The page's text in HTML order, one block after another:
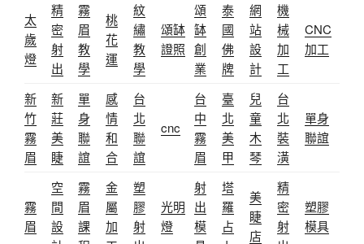
太
歲
燈
精
密
射
出
霧
眉
教
學
桃
花
運
紋
繡
教
學
頌缽
證照
頌
缽
創
業
泰
國
佛
牌
網
站
設
計
機
械
加
工
CNC
加工
新
竹
霧
眉
新
莊
美
睫
單
身
聯
誼
感
情
和
合
台
北
聯
誼
cnc
台
中
霧
眉
臺
北
美
甲
兒
童
木
琴
台
北
裝
潢
單身
聯誼
霧
眉
空
間
設
霧
眉
課
金
屬
加
塑
膠
射
光明
燈
射
出
模
塔
羅
占
美
睫
店
精
密
射
塑膠
模具